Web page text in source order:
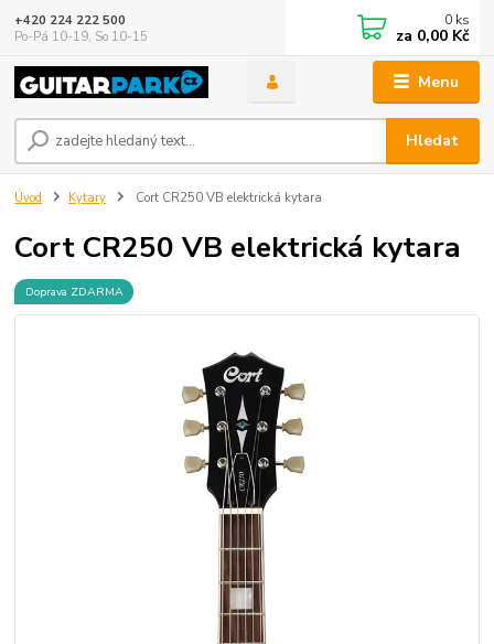
Menu
Hledat
+420 224 222 500
Po-Pá 10-19, So 10-15
0 ks
za 0,00 Kč
Úvod Kytary Cort CR250 VB elektrická kytara
Cort CR250 VB elektrická kytara
Doprava ZDARMA